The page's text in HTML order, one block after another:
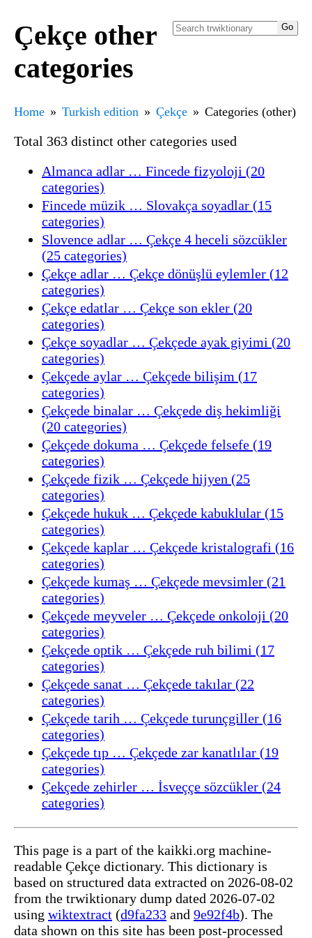
Çekçe other
categories
Home Turkish edition Çekçe Categories (other)
Total 363 distinct other categories used
Almanca adlar … Fincede fizyoloji (20
categories)
Fincede müzik … Slovakça soyadlar (15
categories)
Slovence adlar … Çekçe 4 heceli sözcükler
(25 categories)
Çekçe adlar … Çekçe dönüşlü eylemler (12
categories)
Çekçe edatlar … Çekçe son ekler (20
categories)
Çekçe soyadlar … Çekçede ayak giyimi (20
categories)
Çekçede aylar … Çekçede bilişim (17
categories)
Çekçede binalar … Çekçede diş hekimliği
(20 categories)
Çekçede dokuma … Çekçede felsefe (19
categories)
Çekçede fizik … Çekçede hijyen (25
categories)
Çekçede hukuk … Çekçede kabuklular (15
categories)
Çekçede kaplar … Çekçede kristalografi (16
categories)
Çekçede kumaş … Çekçede mevsimler (21
categories)
Çekçede meyveler … Çekçede onkoloji (20
categories)
Çekçede optik … Çekçede ruh bilimi (17
categories)
Çekçede sanat … Çekçede takılar (22
categories)
Çekçede tarih … Çekçede turunçgiller (16
categories)
Çekçede tıp … Çekçede zar kanatlılar (19
categories)
Çekçede zehirler … İsveççe sözcükler (24
categories)
This page is a part of the kaikki.org machine-
readable Çekçe dictionary. This dictionary is
based on structured data extracted on 2026-08-02
from the trwiktionary dump dated 2026-07-02
using wiktextract (d9fa233 and 9e92f4b). The
data shown on this site has been post-processed